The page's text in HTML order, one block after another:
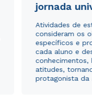
jornada
Atividades de
consideram os
específicos e
cada aluno e
conhecimentos,
atitudes,
protagonista da